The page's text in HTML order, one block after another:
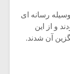
۵۰ شمسی یک وسیله رسانه ای
و از این
آن شدند.